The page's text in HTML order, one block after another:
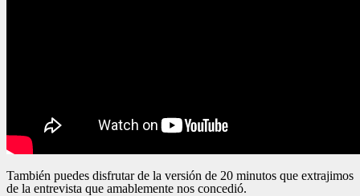
También puedes disfrutar de la versión de 20 minutos que extrajimos
de la entrevista que amablemente nos concedió.